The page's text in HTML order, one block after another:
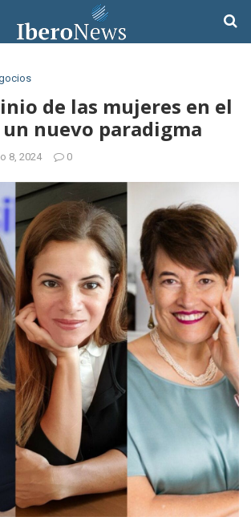
de las mujeres en el
nuevo paradigma
8, 2024 0